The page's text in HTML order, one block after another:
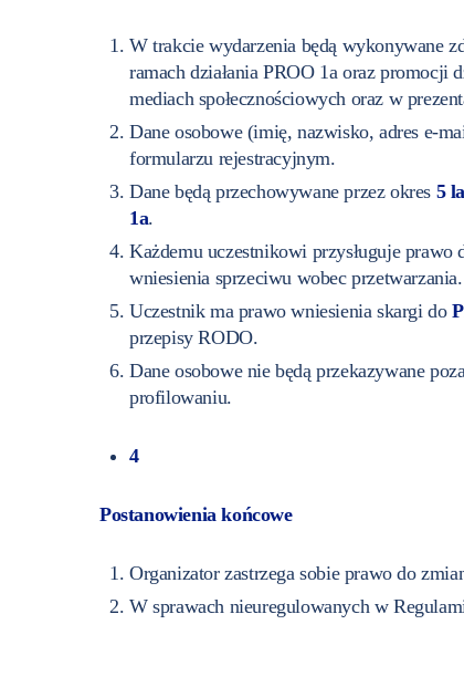
W trakcie wydarzenia będą wykonywane
ramach działania PROO 1a oraz promocji
mediach społecznościowych oraz w
Dane osobowe (imię, nazwisko, adres e-
formularzu rejestracyjnym.
Dane będą przechowywane przez okres 5
1a.
Każdemu uczestnikowi przysługuje prawo
wniesienia sprzeciwu wobec przetwarzania.
Uczestnik ma prawo wniesienia skargi do
przepisy RODO.
Dane osobowe nie będą przekazywane
profilowaniu.
4
Postanowienia końcowe
Organizator zastrzega sobie prawo do
W sprawach nieuregulowanych w